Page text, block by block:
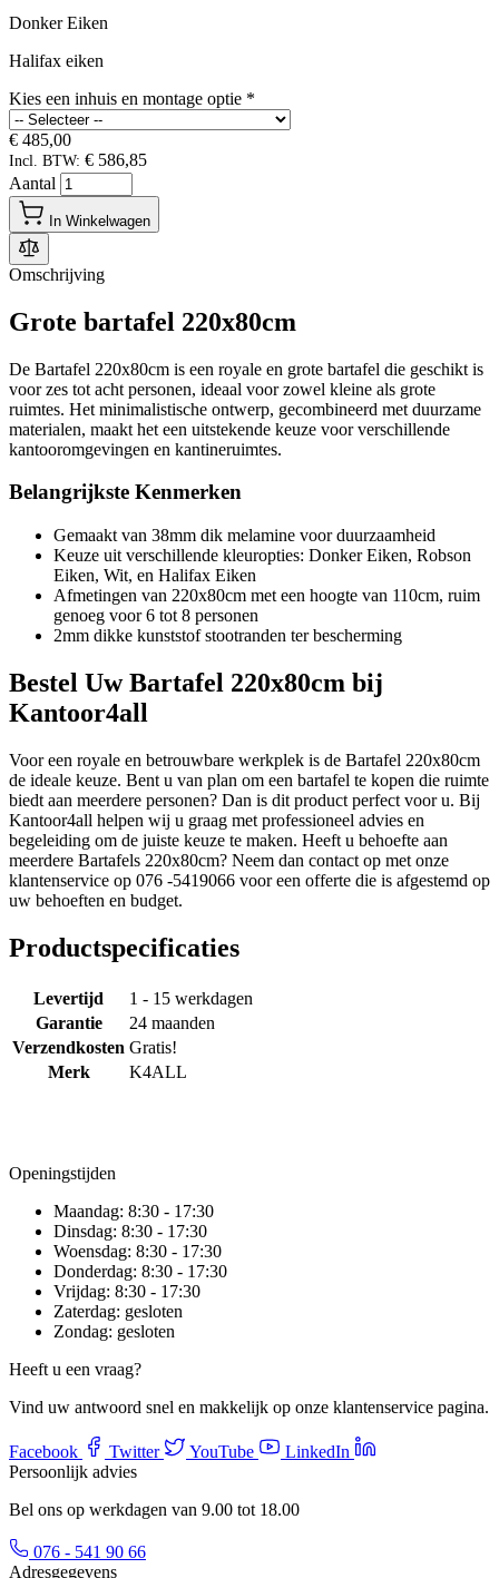
Donker Eiken
Halifax eiken
Kies een inhuis en montage optie *
€ 485,00
Incl. BTW: € 586,85
Aantal
In Winkelwagen
Omschrijving
Grote bartafel 220x80cm
De Bartafel 220x80cm is een royale en grote bartafel die geschikt is
voor zes tot acht personen, ideaal voor zowel kleine als grote
ruimtes. Het minimalistische ontwerp, gecombineerd met duurzame
materialen, maakt het een uitstekende keuze voor verschillende
kantooromgevingen en kantineruimtes.
Belangrijkste Kenmerken
Gemaakt van 38mm dik melamine voor duurzaamheid
Keuze uit verschillende kleuropties: Donker Eiken, Robson
Eiken, Wit, en Halifax Eiken
Afmetingen van 220x80cm met een hoogte van 110cm, ruim
genoeg voor 6 tot 8 personen
2mm dikke kunststof stootranden ter bescherming
Bestel Uw Bartafel 220x80cm bij
Kantoor4all
Voor een royale en betrouwbare werkplek is de Bartafel 220x80cm
de ideale keuze. Bent u van plan om een bartafel te kopen die ruimte
biedt aan meerdere personen? Dan is dit product perfect voor u. Bij
Kantoor4all helpen wij u graag met professioneel advies en
begeleiding om de juiste keuze te maken. Heeft u behoefte aan
meerdere Bartafels 220x80cm? Neem dan contact op met onze
klantenservice op 076 -5419066 voor een offerte die is afgestemd op
uw behoeften en budget.
Productspecificaties
Levertijd
1 - 15 werkdagen
Garantie
24 maanden
Verzendkosten Gratis!
Merk
K4ALL
Openingstijden
Maandag: 8:30 - 17:30
Dinsdag: 8:30 - 17:30
Woensdag: 8:30 - 17:30
Donderdag: 8:30 - 17:30
Vrijdag: 8:30 - 17:30
Zaterdag: gesloten
Zondag: gesloten
Heeft u een vraag?
Vind uw antwoord snel en makkelijk op onze klantenservice pagina.
Facebook Twitter YouTube
LinkedIn
Persoonlijk advies
Bel ons op werkdagen van 9.00 tot 18.00
076 - 541 90 66
Adresgegevens